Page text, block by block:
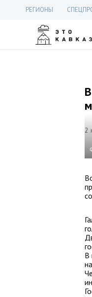
РЕГИОНЫ
2
В